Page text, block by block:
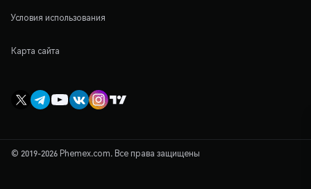
Условия использования
Карта сайта
© 2019-2026 Phemex.com. Все права защищены